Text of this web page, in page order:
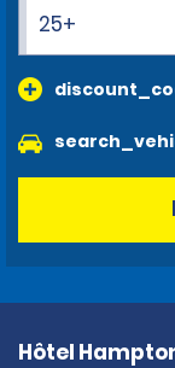
25+
Hôtel